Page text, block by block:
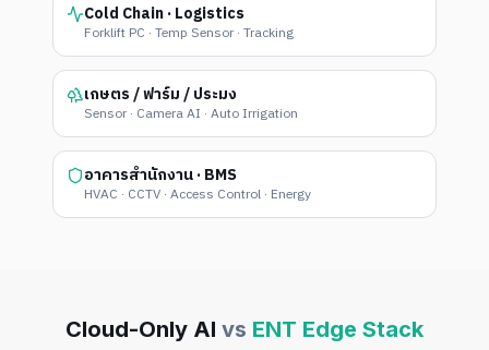
Cold Chain · Logistics
Forklift PC · Temp Sensor · Tracking
เกษตร / ฟาร์ม / ประมง
Sensor · Camera AI · Auto Irrigation
อาคารสำนักงาน · BMS
HVAC · CCTV · Access Control · Energy
Cloud-Only AI vs ENT Edge Stack